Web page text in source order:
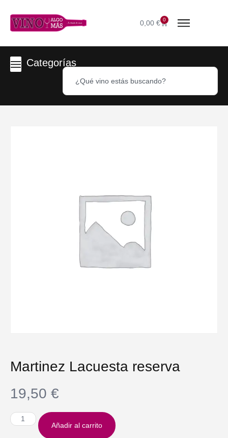
0,00 € 0
Categorías
Martinez Lacuesta reserva
19,50 €
Añadir al carrito